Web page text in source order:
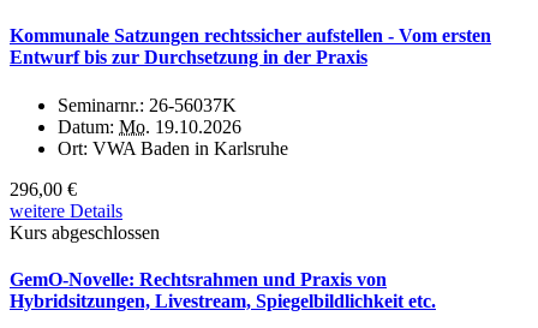
Kommunale Satzungen rechtssicher aufstellen - Vom ersten
Entwurf bis zur Durchsetzung in der Praxis
Seminarnr.: 26-56037K
Datum: Mo. 19.10.2026
Ort: VWA Baden in Karlsruhe
296,00 €
weitere Details
Kurs abgeschlossen
GemO-Novelle: Rechtsrahmen und Praxis von
Hybridsitzungen, Livestream, Spiegelbildlichkeit etc.